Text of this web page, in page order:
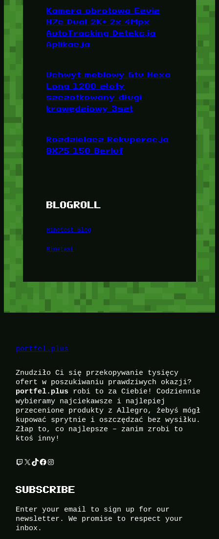
Kamera obrotowa Ezviz
H7c Dual 2K+ 2x 4Mpx
AutoTracking Detekcja
Aplikacja
Uchwyt meblowy Gtv Hexa
Long 1200 złoty
szczotkowany długi
krawędziowy 3szt
Rozdzielacz Rekuperacja
8X75 150 Berluf
BLOGROLL
Minetest Blog
Minetest
portfel.plus
Znudziło Ci się przekopywanie tysięcy
ofert w poszukiwaniu prawdziwych okazji?
portfel.plus robi to za Ciebie! Codziennie
wybieramy najciekawsze i najlepiej
przecenione produkty z Allegro, żebyś mógł
kupować sprytnie i oszczędzać bez wysiłku.
Złap to, co najlepsze – zanim zrobi to
ktoś inny!
Twitch X TikTok Facebook Instagram
SUBSCRIBE
Enter your email to sign up for our
newsletter. We promise to respect your
inbox.